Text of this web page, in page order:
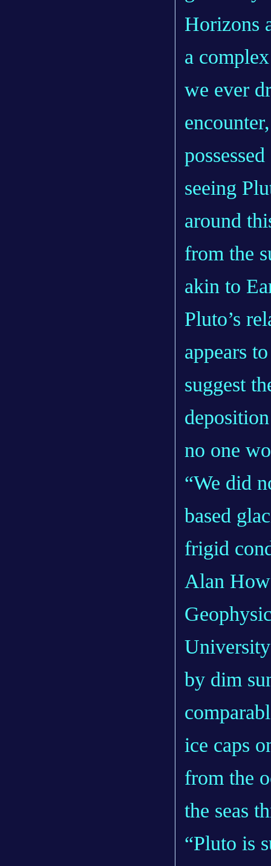
Horizons
a
we ever
seeing
around
from the
akin to
Pluto’s
appears
suggest
no one
“We did
based
frigid
Alan
by dim
ice caps
from the
the seas
“Pluto is